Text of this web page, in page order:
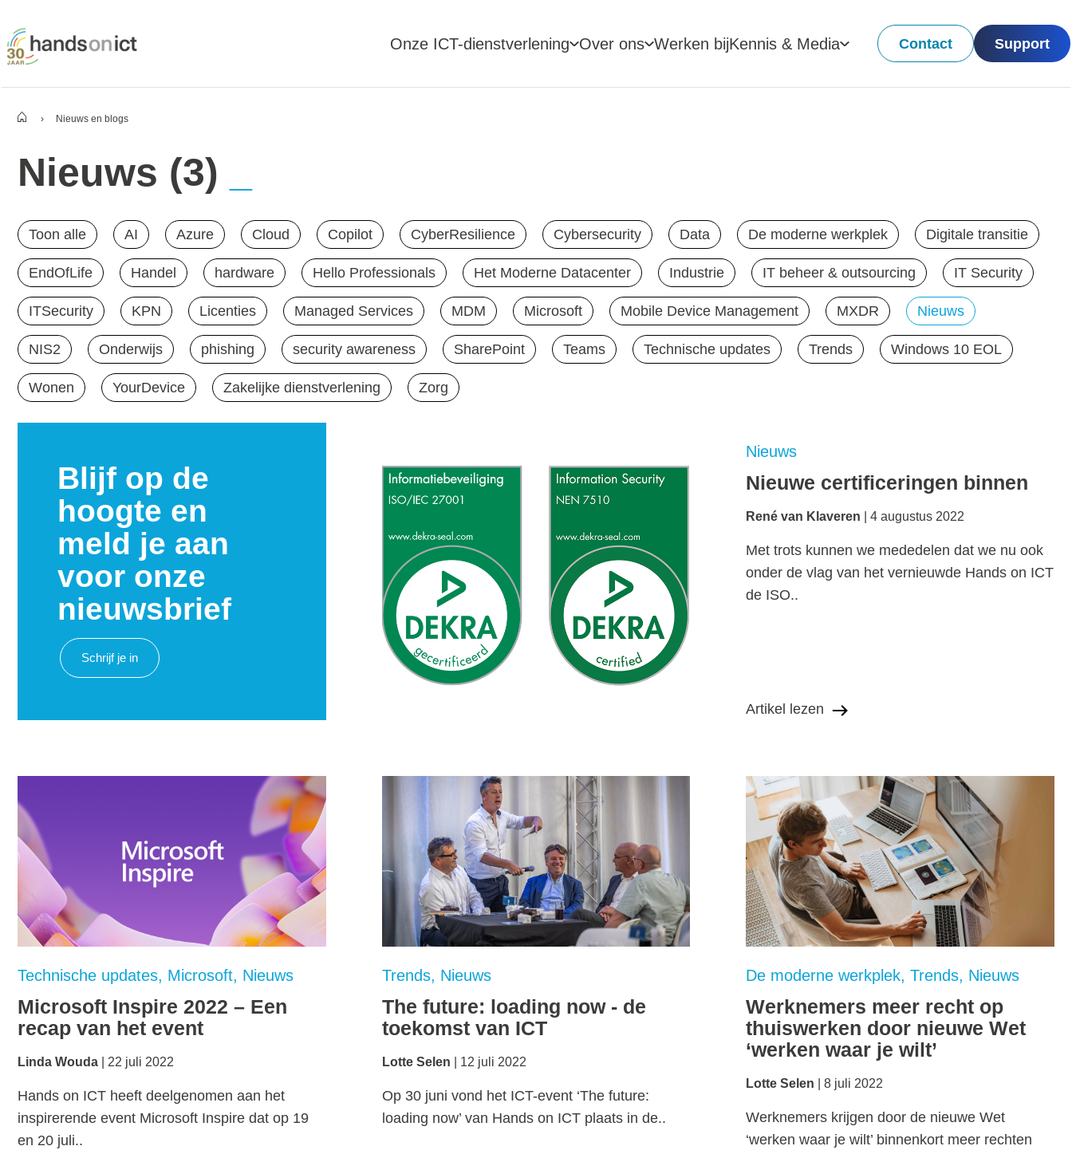
Onze ICT-dienstverlening Over ons Werken bijKennis & Media Contact Support
› Nieuws en blogs
Nieuws (3)
Toon alle AI Azure Cloud Copilot CyberResilience Cybersecurity Data De moderne werkplek Digitale transitie
EndOfLife Handel hardware Hello Professionals Het Moderne Datacenter Industrie IT beheer & outsourcing IT Security
ITSecurity KPN Licenties Managed Services MDM Microsoft Mobile Device Management MXDR Nieuws
NIS2 Onderwijs phishing security awareness SharePoint Teams Technische updates Trends Windows 10 EOL
Wonen YourDevice Zakelijke dienstverlening Zorg
Blijf op de
hoogte en
meld je aan
voor onze
nieuwsbrief
Schrijf je in
Nieuws
Nieuwe certificeringen binnen
René van Klaveren 4 augustus 2022
Met trots kunnen we mededelen dat we nu ook
onder de vlag van het vernieuwde Hands on ICT
de ISO..
Artikel lezen
Technische updates Microsoft Nieuws
Microsoft Inspire 2022 – Een
recap van het event
Linda Wouda 22 juli 2022
Hands on ICT heeft deelgenomen aan het
inspirerende event Microsoft Inspire dat op 19
en 20 juli..
Trends Nieuws
The future: loading now - de
toekomst van ICT
Lotte Selen 12 juli 2022
Op 30 juni vond het ICT-event ‘The future:
loading now’ van Hands on ICT plaats in de..
De moderne werkplek Trends Nieuws
Werknemers meer recht op
thuiswerken door nieuwe Wet
‘werken waar je wilt’
Lotte Selen 8 juli 2022
Werknemers krijgen door de nieuwe Wet
‘werken waar je wilt’ binnenkort meer rechten